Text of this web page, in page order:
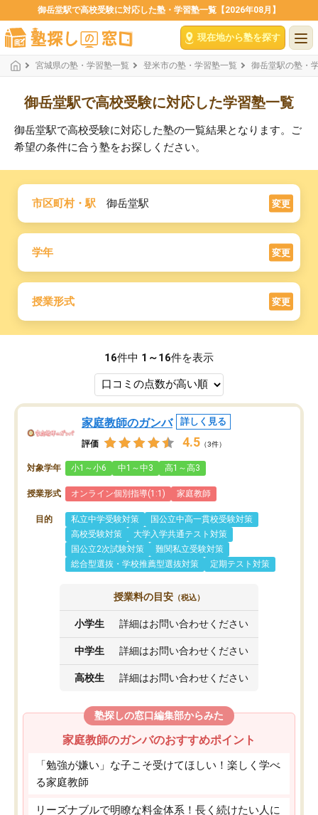
御岳堂駅で高校受験に対応した塾・学習塾一覧【2026年08月】
現在地から塾を探す
宮城県の塾・学習塾一覧 登米市の塾・学習塾一覧 御岳堂駅の塾・
御岳堂駅で高校受験に対応した学習塾一覧
御岳堂駅で高校受験に対応した塾の一覧結果となります。ご
希望の条件に合う塾をお探しください。
市区町村・駅 御岳堂駅 変更
学年 変更
授業形式 変更
16件中 1～16件を表示
家庭教師のガンバ 詳しく見る
評価 4.5 （3件）
対象学年 小1～小6 中1～中3 高1～高3
授業形式 オンライン個別指導(1:1) 家庭教師
目的 私立中学受験対策
国公立中高一貫校受験対策
高校受験対策
大学入学共通テスト対策
国公立2次試験対策
難関私立受験対策
総合型選抜・学校推薦型選抜対策
定期テスト対策
授業料の目安 （税込）
小学生 詳細はお問い合わせください
中学生 詳細はお問い合わせください
高校生 詳細はお問い合わせください
塾探しの窓口編集部からみた
家庭教師のガンバのおすすめポイント
「勉強が嫌い」な子こそ受けてほしい！楽しく学べ
る家庭教師
リーズナブルで明瞭な料金体系！長く続けたい人に